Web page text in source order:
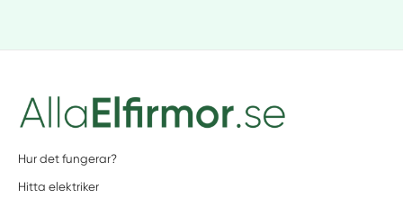
Hur det fungerar?
Hitta elektriker